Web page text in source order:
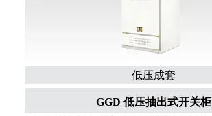
低压成套
GGD 低压抽出式开关柜